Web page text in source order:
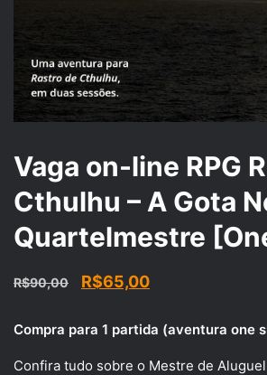
Vaga on-line RPG
Cthulhu – A Gota
Quartelmestre
R$90,00
O
original
era:
R$65,00O
atual
é:
Compra para 1 partida (aventura one
Confira tudo sobre o Mestre de